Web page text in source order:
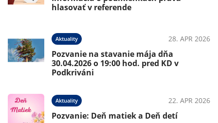
hlasovať v referende
Aktuality 28. APR 2026
Pozvanie na stavanie mája dňa
30.04.2026 o 19:00 hod. pred KD v
Podkriváni
Aktuality 22. APR 2026
Pozvanie: Deň matiek a Deň detí